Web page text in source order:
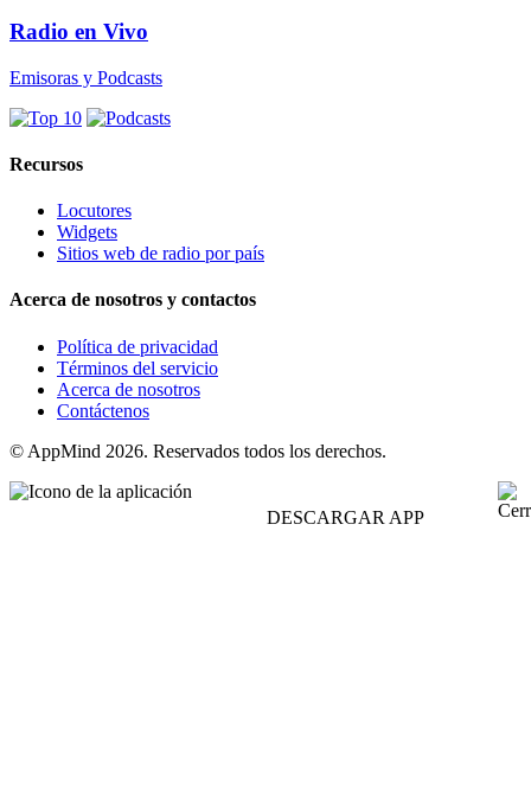
Radio en Vivo
Emisoras y Podcasts
Recursos
Locutores
Widgets
Sitios web de radio por país
Acerca de nosotros y contactos
Política de privacidad
Términos del servicio
Acerca de nosotros
Contáctenos
© AppMind 2026. Reservados todos los derechos.
DESCARGAR APP